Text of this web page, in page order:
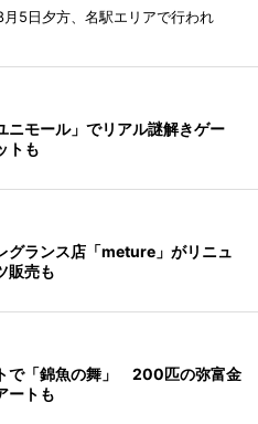
月5日夕方、名駅エリアで行われ
ニモール」でリアル謎解きゲー
トも
グランス店「meture」がリニュ
販売も
で「錦魚の舞」 200匹の弥富金
ートも